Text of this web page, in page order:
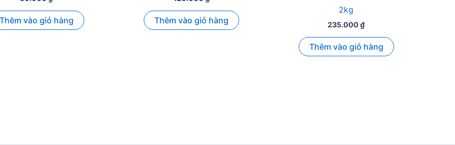
Thêm vào giỏ hàng Thêm vào giỏ hàng
2kg
235.000₫
Thêm vào giỏ hàng